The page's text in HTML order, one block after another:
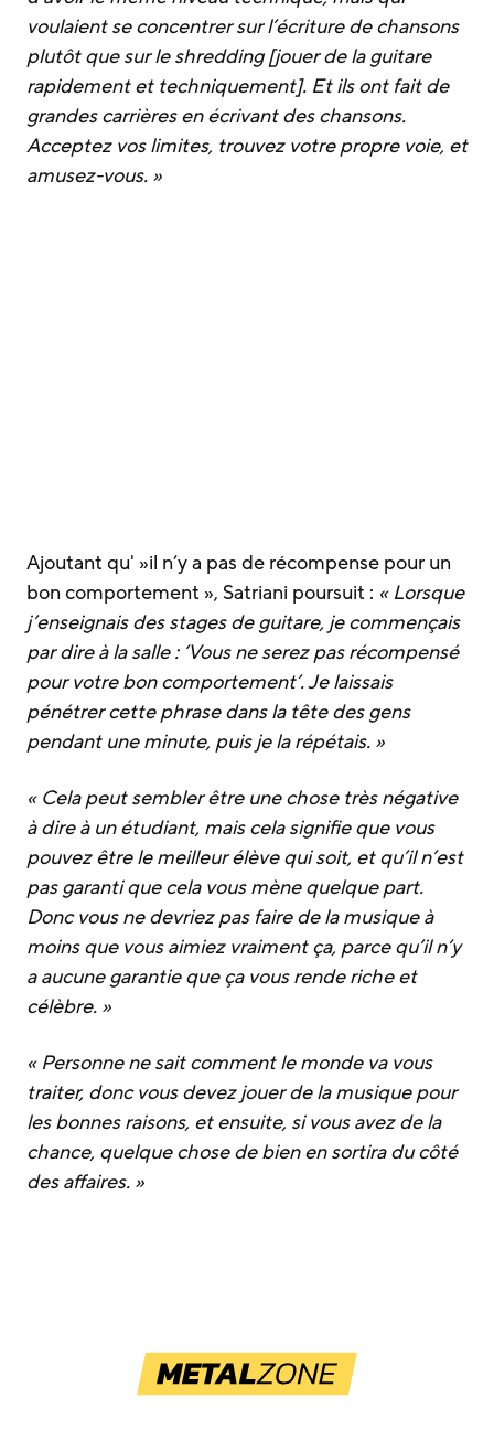
voulaient se concentrer sur l’écriture de chansons
plutôt que sur le shredding [jouer de la guitare
rapidement et techniquement]. Et ils ont fait de
grandes carrières en écrivant des chansons.
Acceptez vos limites, trouvez votre propre voie, et
amusez-vous. »
Ajoutant qu' »il n’y a pas de récompense pour un
bon comportement », Satriani poursuit : « Lorsque
j’enseignais des stages de guitare, je commençais
par dire à la salle : ‘Vous ne serez pas récompensé
pour votre bon comportement’. Je laissais
pénétrer cette phrase dans la tête des gens
pendant une minute, puis je la répétais. »
« Cela peut sembler être une chose très négative
à dire à un étudiant, mais cela signifie que vous
pouvez être le meilleur élève qui soit, et qu’il n’est
pas garanti que cela vous mène quelque part.
Donc vous ne devriez pas faire de la musique à
moins que vous aimiez vraiment ça, parce qu’il n’y
a aucune garantie que ça vous rende riche et
célèbre. »
« Personne ne sait comment le monde va vous
traiter, donc vous devez jouer de la musique pour
les bonnes raisons, et ensuite, si vous avez de la
chance, quelque chose de bien en sortira du côté
des affaires. »